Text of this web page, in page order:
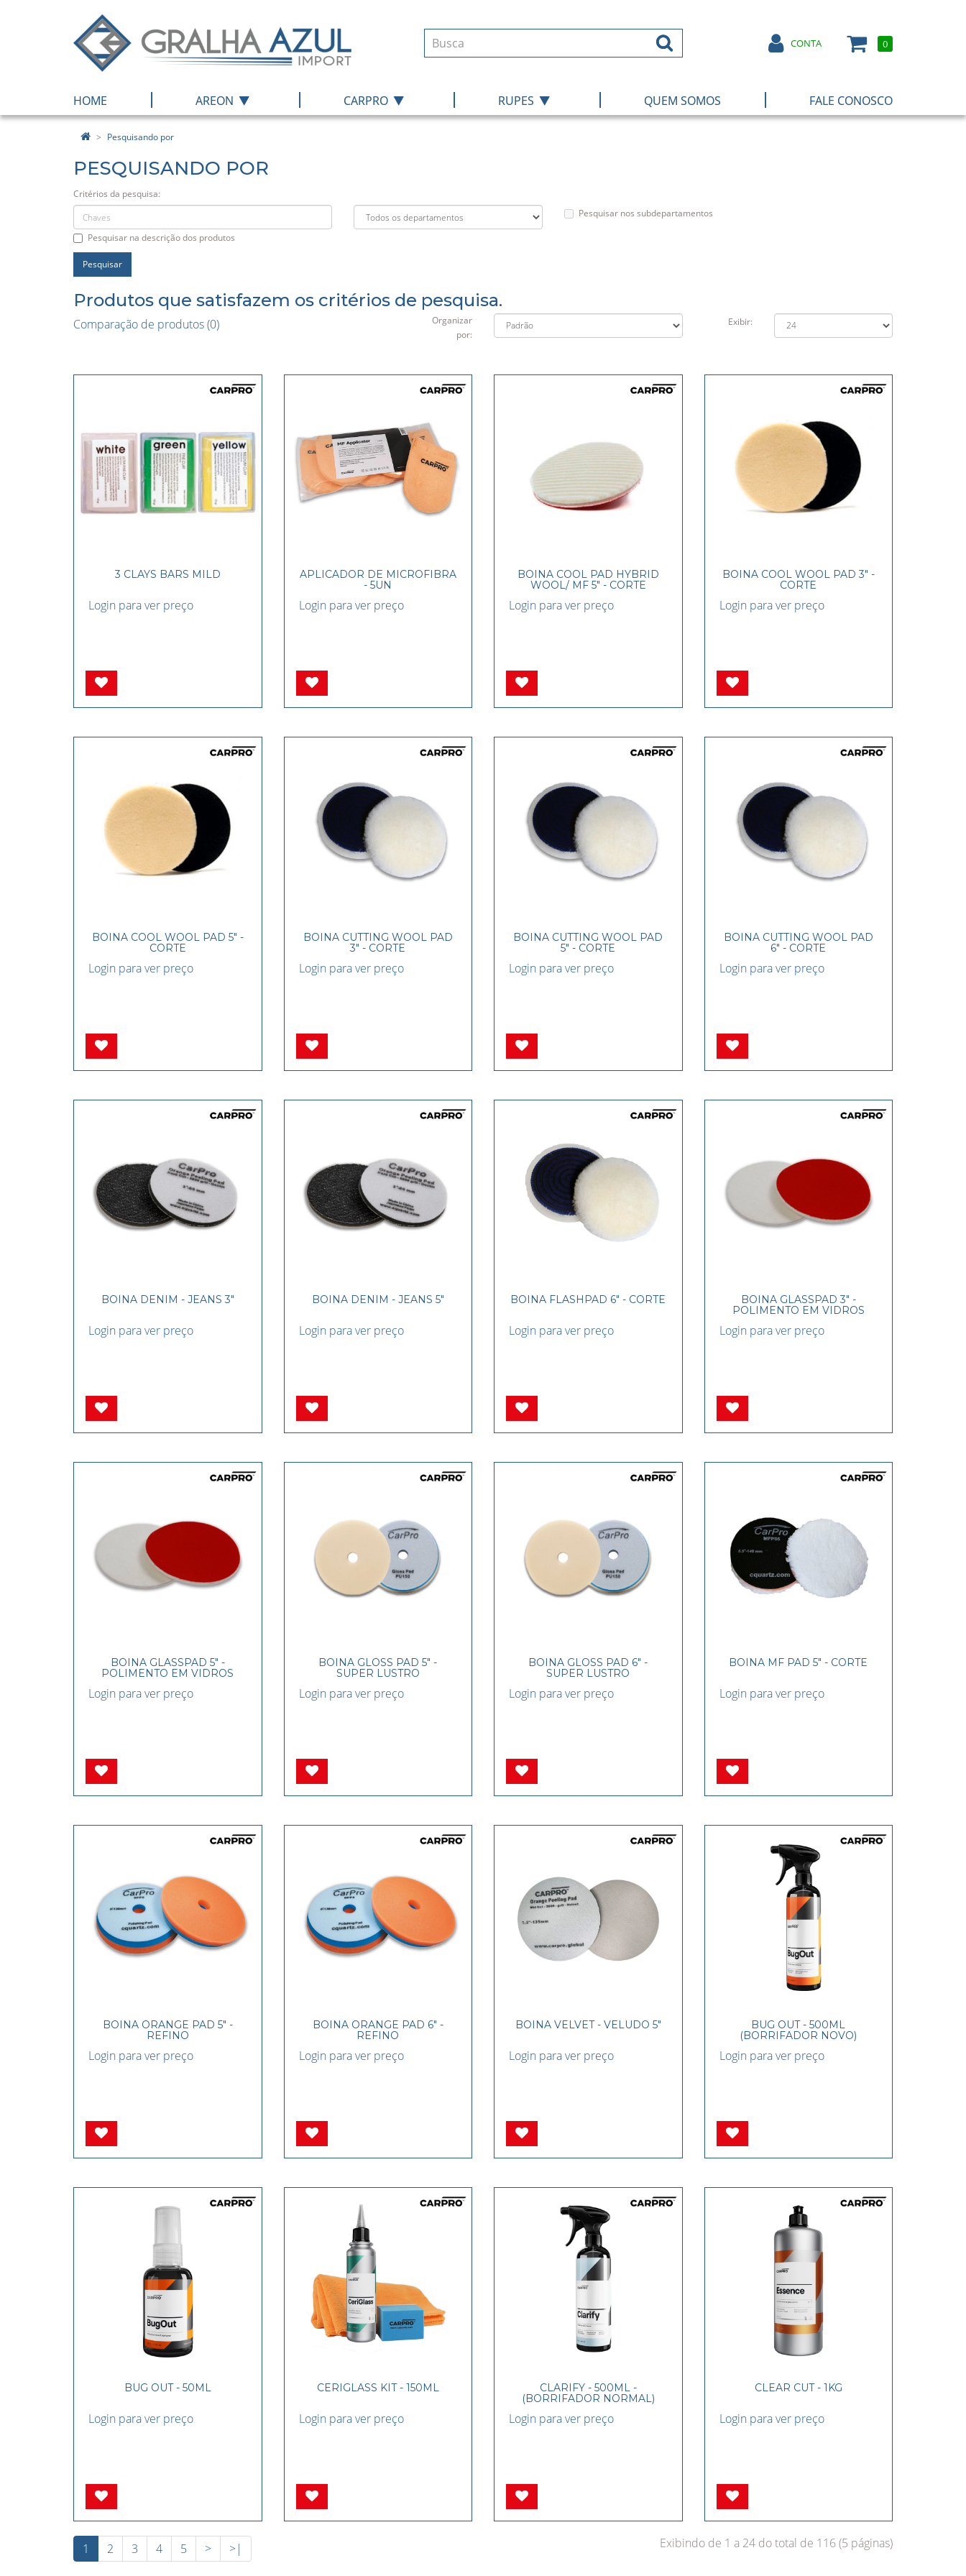
CONTA 0
HOME | AREON | CARPRO | RUPES | QUEM SOMOS | FALE CONOSCO
Pesquisando por
PESQUISANDO POR
Critérios da pesquisa:
Pesquisar nos subdepartamentos
Pesquisar na descrição dos produtos
Produtos que satisfazem os critérios de pesquisa.
Comparação de produtos (0)
Organizar
por:
Exibir:
3 CLAYS BARS MILD
Login para ver preço
APLICADOR DE MICROFIBRA
- 5UN
Login para ver preço
BOINA COOL PAD HYBRID
WOOL/ MF 5" - CORTE
Login para ver preço
BOINA COOL WOOL PAD 3" -
CORTE
Login para ver preço
BOINA COOL WOOL PAD 5" -
CORTE
Login para ver preço
BOINA CUTTING WOOL PAD
3" - CORTE
Login para ver preço
BOINA CUTTING WOOL PAD
5" - CORTE
Login para ver preço
BOINA CUTTING WOOL PAD
6" - CORTE
Login para ver preço
BOINA DENIM - JEANS 3"
Login para ver preço
BOINA DENIM - JEANS 5"
Login para ver preço
BOINA FLASHPAD 6" - CORTE
Login para ver preço
BOINA GLASSPAD 3" -
POLIMENTO EM VIDROS
Login para ver preço
BOINA GLASSPAD 5" -
POLIMENTO EM VIDROS
Login para ver preço
BOINA GLOSS PAD 5" -
SUPER LUSTRO
Login para ver preço
BOINA GLOSS PAD 6" -
SUPER LUSTRO
Login para ver preço
BOINA MF PAD 5" - CORTE
Login para ver preço
BOINA ORANGE PAD 5" -
REFINO
Login para ver preço
BOINA ORANGE PAD 6" -
REFINO
Login para ver preço
BOINA VELVET - VELUDO 5"
Login para ver preço
BUG OUT - 500ML
(BORRIFADOR NOVO)
Login para ver preço
BUG OUT - 50ML
Login para ver preço
CERIGLASS KIT - 150ML
Login para ver preço
CLARIFY - 500ML -
(BORRIFADOR NORMAL)
Login para ver preço
CLEAR CUT - 1KG
Login para ver preço
1 2 3 4 5 > >| Exibindo de 1 a 24 do total de 116 (5 páginas)